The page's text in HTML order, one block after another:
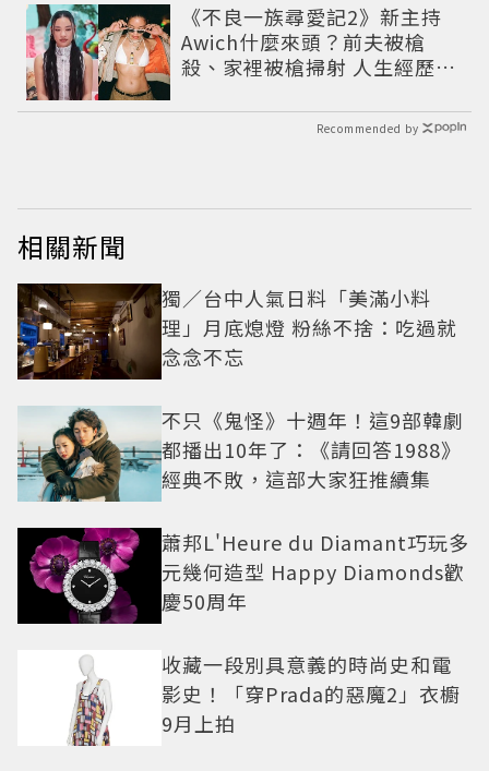
《不良一族尋愛記2》新主持
Awich什麼來頭？前夫被槍
殺、家裡被槍掃射 人生經歷比
Recommended by
相關新聞
獨／台中人氣日料「美滿小料
理」月底熄燈 粉絲不捨：吃過就
念念不忘
不只《鬼怪》十週年！這9部韓劇
都播出10年了：《請回答1988》
經典不敗，這部大家狂推續集
蕭邦L'Heure du Diamant巧玩多
元幾何造型 Happy Diamonds歡
慶50周年
收藏一段別具意義的時尚史和電
影史！「穿Prada的惡魔2」衣櫥
9月上拍